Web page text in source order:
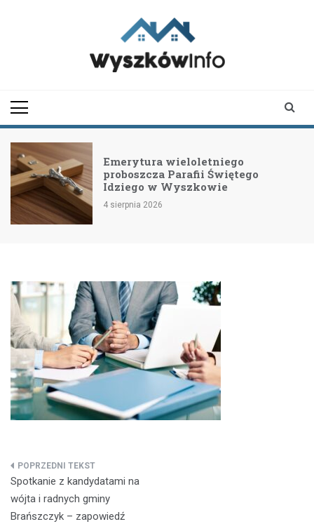
Emerytura wieloletniego
proboszcza Parafii Świętego
Idziego w Wyszkowie
4 sierpnia 2026
Nawigacja
wpisu
Spotkanie z kandydatami na
wójta i radnych gminy
Brańszczyk – zapowiedź